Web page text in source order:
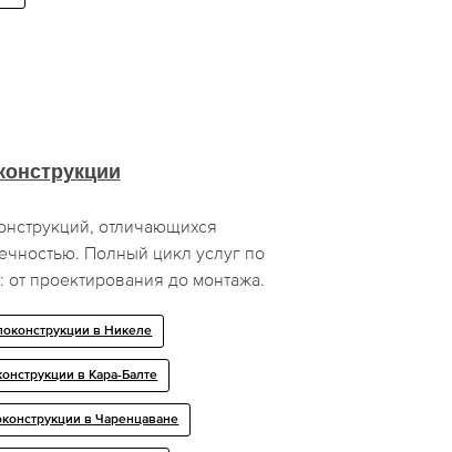
отличающихся
Полный цикл услуг по
проектирования до монтажа.
в Никеле
в Кара-Балте
в Чаренцаване